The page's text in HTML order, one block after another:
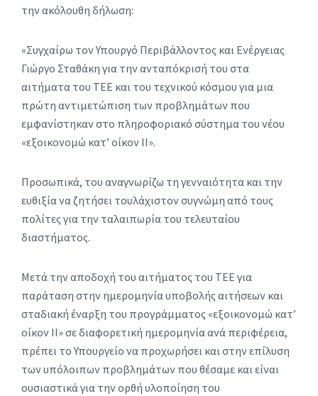
την ακόλουθη δήλωση:
«Συγχαίρω τον Υπουργό Περιβάλλοντος και Ενέργειας
Γιώργο Σταθάκη για την ανταπόκρισή του στα
αιτήματα του ΤΕΕ και του τεχνικού κόσμου για μια
πρώτη αντιμετώπιση των προβλημάτων που
εμφανίστηκαν στο πληροφοριακό σύστημα του νέου
«εξοικονομώ κατ’ οίκον ΙΙ».
Προσωπικά, του αναγνωρίζω τη γενναιότητα και την
ευθιξία να ζητήσει τουλάχιστον συγνώμη από τους
πολίτες για την ταλαιπωρία του τελευταίου
διαστήματος.
Μετά την αποδοχή του αιτήματος του ΤΕΕ για
παράταση στην ημερομηνία υποβολής αιτήσεων και
σταδιακή έναρξη του προγράμματος «εξοικονομώ κατ’
οίκον ΙΙ» σε διαφορετική ημερομηνία ανά περιφέρεια,
πρέπει το Υπουργείο να προχωρήσει και στην επίλυση
των υπόλοιπων προβλημάτων που θέσαμε και είναι
ουσιαστικά για την ορθή υλοποίηση του